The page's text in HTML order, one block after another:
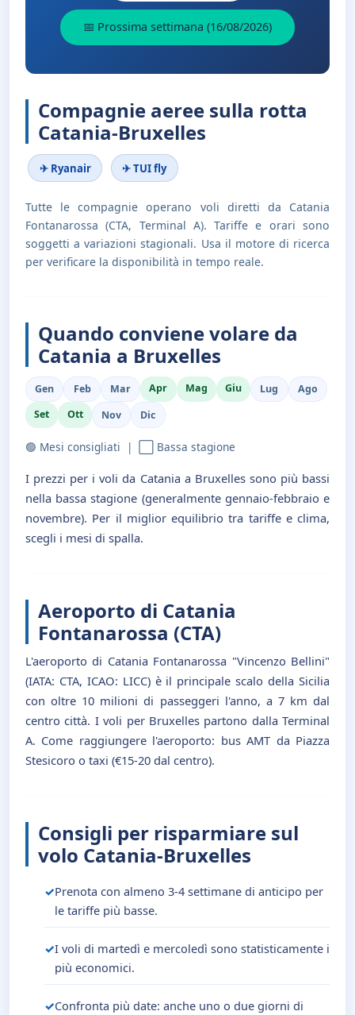
📅 Prossima settimana (16/08/2026)
Compagnie aeree sulla rotta
Catania-Bruxelles
✈ Ryanair ✈ TUI fly
Tutte le compagnie operano voli diretti da Catania
Fontanarossa (CTA, Terminal A). Tariffe e orari sono
soggetti a variazioni stagionali. Usa il motore di ricerca
per verificare la disponibilità in tempo reale.
Quando conviene volare da
Catania a Bruxelles
Gen Feb Mar Apr Mag Giu Lug
Ago
Set
Ott Nov Dic
🟢 Mesi consigliati | ⬜ Bassa stagione
I prezzi per i voli da Catania a Bruxelles sono più bassi
nella bassa stagione (generalmente gennaio-febbraio e
novembre). Per il miglior equilibrio tra tariffe e clima,
scegli i mesi di spalla.
Aeroporto di Catania
Fontanarossa (CTA)
L'aeroporto di Catania Fontanarossa "Vincenzo Bellini"
(IATA: CTA, ICAO: LICC) è il principale scalo della Sicilia
con oltre 10 milioni di passeggeri l'anno, a 7 km dal
centro città. I voli per Bruxelles partono dalla Terminal
A. Come raggiungere l'aeroporto: bus AMT da Piazza
Stesicoro o taxi (€15-20 dal centro).
Consigli per risparmiare sul
volo Catania-Bruxelles
Prenota con almeno 3-4 settimane di anticipo per
le tariffe più basse.
I voli di martedì e mercoledì sono statisticamente i
più economici.
Confronta più date: anche uno o due giorni di